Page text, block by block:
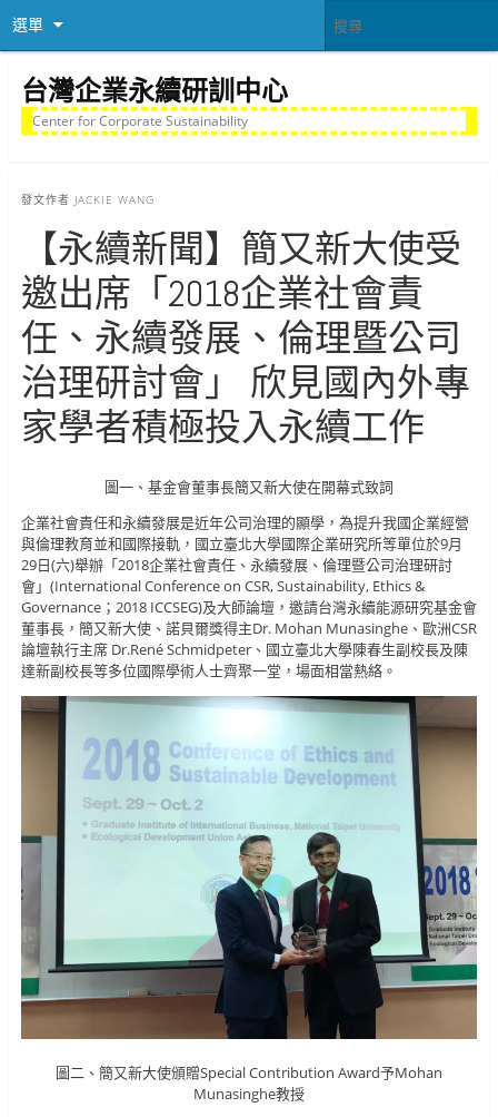
選單
台灣企業永續研訓中心
Center for Corporate Sustainability
發文作者 JACKIE WANG
【永續新聞】簡又新大使受
邀出席「2018企業社會責
任、永續發展、倫理暨公司
治理研討會」 欣見國內外專
家學者積極投入永續工作
圖一、基金會董事長簡又新大使在開幕式致詞
企業社會責任和永續發展是近年公司治理的顯學，為提升我國企業經營
與倫理教育並和國際接軌，國立臺北大學國際企業研究所等單位於9月
29日(六)舉辦「2018企業社會責任、永續發展、倫理暨公司治理研討
會」(International Conference on CSR, Sustainability, Ethics &
Governance；2018 ICCSEG)及大師論壇，邀請台灣永續能源研究基金會
董事長，簡又新大使、諾貝爾獎得主Dr. Mohan Munasinghe、歐洲CSR
論壇執行主席 Dr.René Schmidpeter、國立臺北大學陳春生副校長及陳
達新副校長等多位國際學術人士齊聚一堂，場面相當熱絡。
圖二、簡又新大使頒贈Special Contribution Award予Mohan
Munasinghe教授